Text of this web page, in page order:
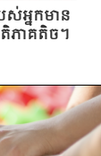
ស់អ្នកមាន
តិភាគតិច។